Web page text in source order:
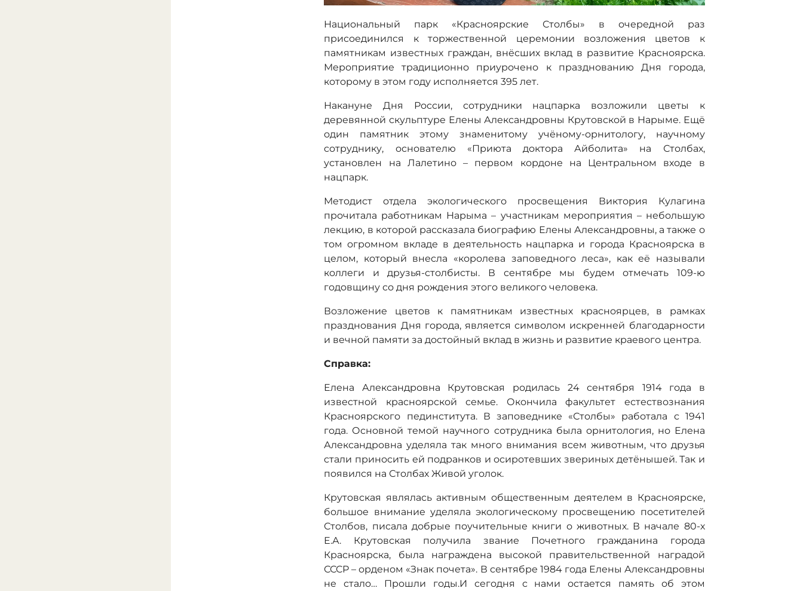
Национальный парк «Красноярские Столбы» в очередной раз
присоединился к торжественной церемонии возложения цветов к
памятникам известных граждан, внёсших вклад в развитие Красноярска.
Мероприятие традиционно приурочено к празднованию Дня города,
которому в этом году исполняется 395 лет.
Накануне Дня России, сотрудники нацпарка возложили цветы к
деревянной скульптуре Елены Александровны Крутовской в Нарыме. Ещё
один памятник этому знаменитому учёному-орнитологу, научному
сотруднику, основателю «Приюта доктора Айболита» на Столбах,
установлен на Лалетино – первом кордоне на Центральном входе в
нацпарк.
Методист отдела экологического просвещения Виктория Кулагина
прочитала работникам Нарыма – участникам мероприятия – небольшую
лекцию, в которой рассказала биографию Елены Александровны, а также о
том огромном вкладе в деятельность нацпарка и города Красноярска в
целом, который внесла «королева заповедного леса», как её называли
коллеги и друзья-столбисты. В сентябре мы будем отмечать 109-ю
годовщину со дня рождения этого великого человека.
Возложение цветов к памятникам известных красноярцев, в рамках
празднования Дня города, является символом искренней благодарности
и вечной памяти за достойный вклад в жизнь и развитие краевого центра.
Справка:
Елена Александровна Крутовская родилась 24 сентября 1914 года в
известной красноярской семье. Окончила факультет естествознания
Красноярского пединститута. В заповеднике «Столбы» работала с 1941
года. Основной темой научного сотрудника была орнитология, но Елена
Александровна уделяла так много внимания всем животным, что друзья
стали приносить ей подранков и осиротевших звериных детёнышей. Так и
появился на Столбах Живой уголок.
Крутовская являлась активным общественным деятелем в Красноярске,
большое внимание уделяла экологическому просвещению посетителей
Столбов, писала добрые поучительные книги о животных. В начале 80-х
Е.А. Крутовская получила звание Почетного гражданина города
Красноярска, была награждена высокой правительственной наградой
СССР – орденом «Знак почета». В сентябре 1984 года Елены Александровны
не стало… Прошли годы.И сегодня с нами остается память об этом